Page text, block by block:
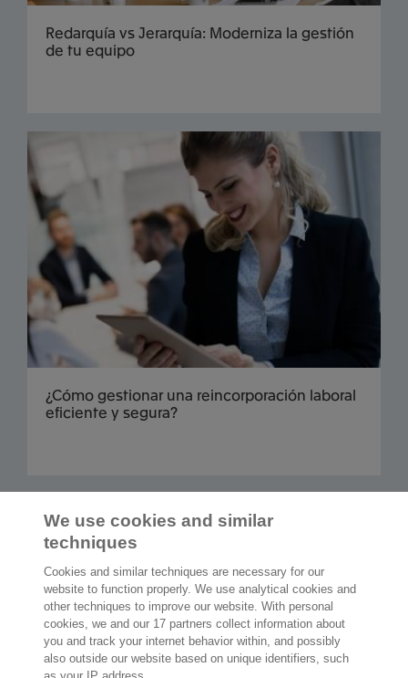
Redarquía vs Jerarquía: Moderniza la gestión
de tu equipo
¿Cómo gestionar una reincorporación laboral
eficiente y segura?
2.000 especialistasdispuestos a
ayudarte
We use cookies and similar
techniques
Cookies and similar techniques are necessary for our
website to function properly. We use analytical cookies and
other techniques to improve our website. With personal
cookies, we and our 17 partners collect information about
you and track your internet behavior within, and possibly
also outside our website based on unique identifiers, such